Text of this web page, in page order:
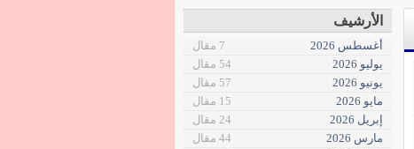
الأرشيف
أغسطس 2026
7 مقال
يوليو 2026
54 مقال
يونيو 2026
57 مقال
مايو 2026
15 مقال
إبريل 2026
24 مقال
مارس 2026
44 مقال